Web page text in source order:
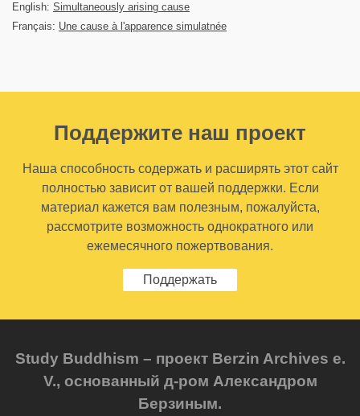
English: Simultaneously arising cause
Français: Une cause à l'apparence simulatnée
Поддержите наш проект
Наша способность содержать и расширять этот сайт
полностью зависит от вашей поддержки. Если
материал кажется вам полезным, пожалуйста,
рассмотрите возможность однократного или
ежемесячного пожертвования.
Поддержать
Study Buddhism – проект Berzin Archives e.
V., основанный д-ром Александром
Берзиным.